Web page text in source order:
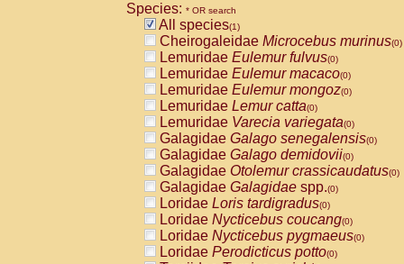
CebidaeCebus capucinus
CebidaeCebus nigrivittatus
CebidaeCebus spp.(0)
CebidaeSaimiri boliviensis(0)
CebidaeSaimiri sciureus(0)
AtelidaeAlouatta caraya(0)
AtelidaeAlouatta fusca(0)
AtelidaeAlouatta seniculus(0)
AtelidaeAlouattaspp.(0)
AtelidaeAteles belzebuth(0)
AtelidaeAteles geoffroyi(0)
AtelidaeAteles paniscus(0)
AtelidaeAtelesspp.(0)
AtelidaeLagothrix lagothricha(0)
AtelidaeLagothrix lagothricha cana
PitheciidaeCacajao calvus
Species: * OR search
All species(1)
Cheirogaleidae Microcebus murinus(0)
Lemuridae Eulemur fulvus(0)
Lemuridae Eulemur macaco(0)
Lemuridae Eulemur mongoz(0)
Lemuridae Lemur catta(0)
Lemuridae Varecia variegata(0)
Galagidae Galago senegalensis(0)
Galagidae Galago demidovii(0)
Galagidae Otolemur crassicaudatus(0)
Galagidae Galagidae spp.(0)
Loridae Loris tardigradus(0)
Loridae Nycticebus coucang(0)
Loridae Nycticebus pygmaeus(0)
Loridae Perodicticus potto(0)